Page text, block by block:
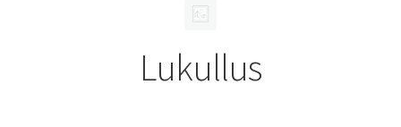
Malá zvířata — Klece, krmivo, vybavení
Lukullus